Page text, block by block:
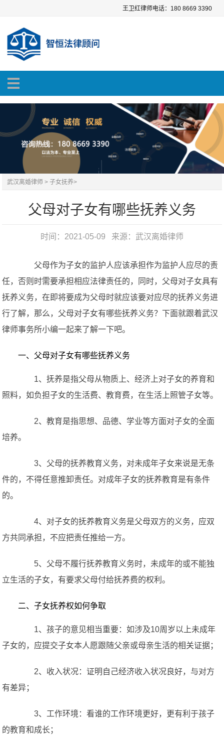
王卫红律师电话：180 8669 3390
武汉离婚律师 >子女抚养>
父母对子女有哪些抚养义务
时间：2021-05-09 来源： 武汉离婚律师
父母作为子女的监护人应该承担作为监护人应尽的责
任，否则时需要承担相应法律责任的，同时，父母对子女具有
抚养义务，在即将要成为父母时就应该要对应尽的抚养义务进
行了解，那么，父母对子女有哪些抚养义务？下面就跟着武汉
律师事务所小编一起来了解一下吧。
一、父母对子女有哪些抚养义务
1、抚养是指父母从物质上、经济上对子女的养育和
照料，如负担子女的生活费、教育费，在生活上照管子女等。
2、教育是指思想、品德、学业等方面对子女的全面
培养。
3、父母的抚养教育义务，对未成年子女来说是无条
件的，不得任意推卸责任。对成年子女的抚养教育是有条件
的。
4、对子女的抚养教育义务是父母双方的义务，应双
方共同承担，不应把责任推给一方。
5、父母不履行抚养教育义务时，未成年的或不能独
立生活的子女，有要求父母付给抚养费的权利。
二、子女抚养权如何争取
1、孩子的意见相当重要：如涉及10周岁以上未成年
子女的，应提交子女本人愿跟随父亲或母亲生活的相关证据；
2、收入状况：证明自己经济收入状况良好，与对方
有差异；
3、工作环境：看谁的工作环境更好，更有利于孩子
的教育和成长；